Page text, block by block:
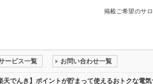
掲載ご希望のサ
ービス一覧 お問い合わせ一覧
天でんき】ポイントが貯まって使えるおトクな電気